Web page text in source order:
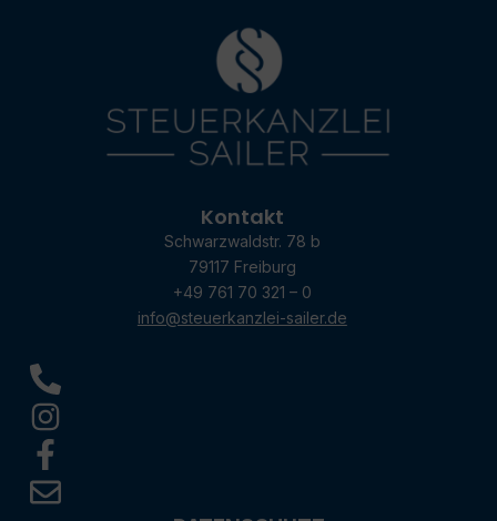
Kontakt
Schwarzwaldstr. 78 b
79117 Freiburg
+49 761 70 321 – 0
info@steuerkanzlei-sailer.de